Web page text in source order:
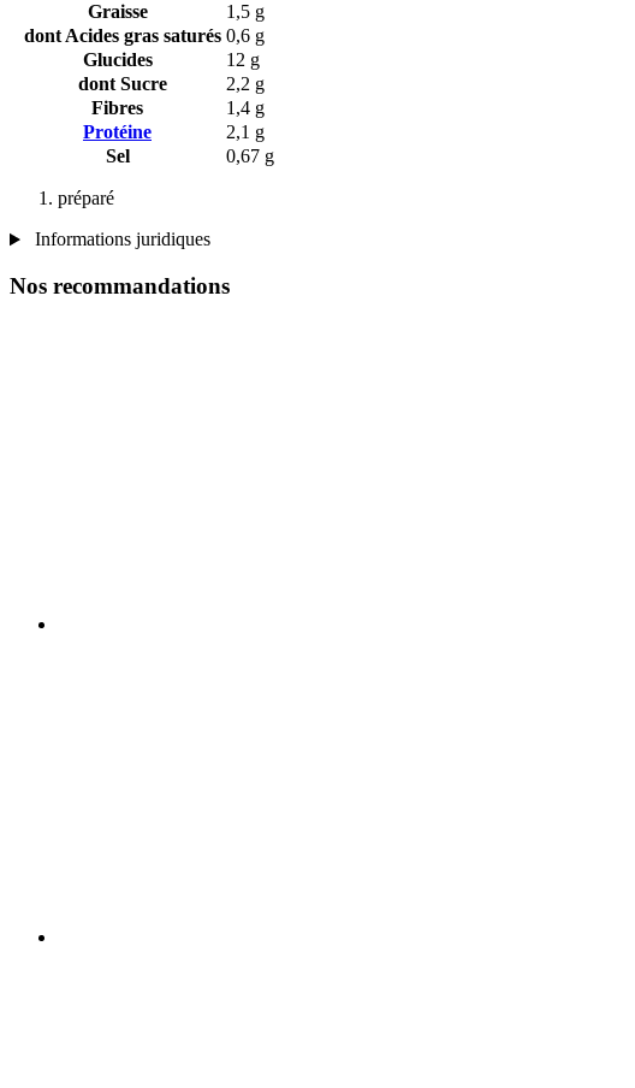
Graisse
1,5 g
dont Acides gras saturés 0,6 g
Glucides
12 g
dont Sucre
2,2 g
Fibres
1,4 g
Protéine
2,1 g
Sel
0,67 g
préparé
Informations juridiques
Nos recommandations